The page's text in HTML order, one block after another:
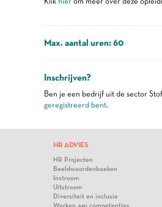
Max. aantal uren: 60
Inschrijven?
Ben je een bedrijf uit de sector
geregistreerd bent.
HR ADVIES
HR Projecten
Beeldwoordenboeken
Instroom
Uitstroom
Diversiteit en inclusie